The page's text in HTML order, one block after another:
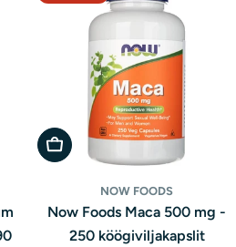
Lisa Ostukorvi
NOW FOODS
Now Foods Maca 500 mg -
250 köögiviljakapslit